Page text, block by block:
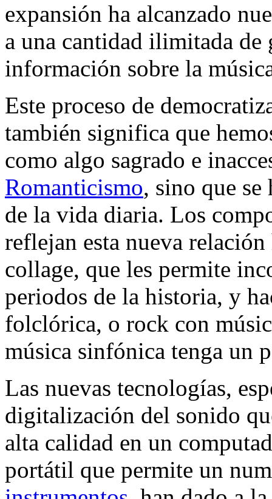
expansión ha alcanzado
a una cantidad ilimitada de
información sobre la
Este proceso de
también significa que
como algo sagrado e
Romanticismo, sino que se
de la vida diaria. Los
reflejan esta nueva
collage, que les permite
periodos de la historia, y
folclórica, o rock con
música sinfónica tenga un
Las nuevas tecnologías,
digitalización del sonido
alta calidad en un
portátil que permite un